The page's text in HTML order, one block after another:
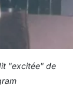
"excitée" de